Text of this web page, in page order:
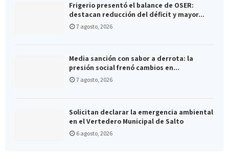
Frigerio presentó el balance de OSER:
destacan reducción del déficit y mayor...
7 agosto, 2026
Media sanción con sabor a derrota: la
presión social frenó cambios en...
7 agosto, 2026
Solicitan declarar la emergencia ambiental
en el Vertedero Municipal de Salto
6 agosto, 2026